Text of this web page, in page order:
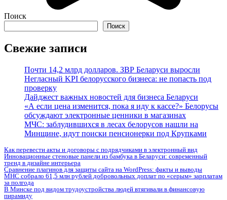
Поиск
Поиск
Свежие записи
Почти 14,2 млрд долларов. ЗВР Беларуси выросли
Негласный KPI белорусского бизнеса: не попасть под
проверку
Дайджест важных новостей для бизнеса Беларуси
«А если цена изменится, пока я иду к кассе?» Белорусы
обсуждают электронные ценники в магазинах
МЧС: заблудившихся в лесах белорусов нашли на
Минщине, идут поиски пенсионерки под Крупками
Как перевести акты и договоры с подрядчиками в электронный вид
Инновационные стеновые панели из бамбука в Беларуси: современный
тренд в дизайне интерьера
Сравнение плагинов для защиты сайта на WordPress: факты и выводы
МНС собрало 61,5 млн рублей добровольных доплат по «серым» зарплатам
за полгода
В Минске под видом трудоустройства людей втягивали в финансовую
пирамиду